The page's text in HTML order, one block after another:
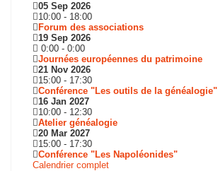
05 Sep 2026
10:00 - 18:00
Forum des associations
19 Sep 2026
0:00 - 0:00
Journées européennes du patrimoine
21 Nov 2026
15:00 - 17:30
Conférence "Les outils de la généalogie"
16 Jan 2027
10:00 - 12:30
Atelier généalogie
20 Mar 2027
15:00 - 17:30
Conférence "Les Napoléonides"
Calendrier complet